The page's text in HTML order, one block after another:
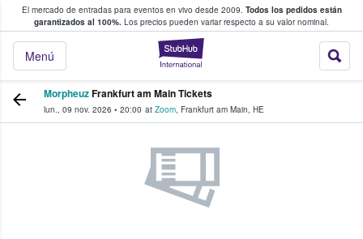
El mercado de entradas para eventos en vivo desde 2009. Todos los pedidos están
garantizados al 100%. Los precios pueden variar respecto a su valor nominal.
StubHub:
Menú
y venta de entradas entre fans
MorpheuzFrankfurt am Main Tickets
lun., 09 nov. 2026 • 20:00 at Zoom, Frankfurt am Main, HE